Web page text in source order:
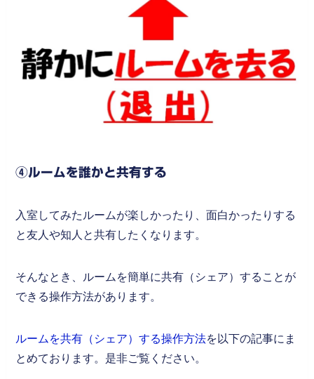
④ルームを誰かと共有する
入室してみたルームが楽しかったり、面白かったりする
と友人や知人と共有したくなります。
そんなとき、ルームを簡単に共有（シェア）することが
できる操作方法があります。
ルームを共有（シェア）する操作方法を以下の記事にま
とめております。是非ご覧ください。